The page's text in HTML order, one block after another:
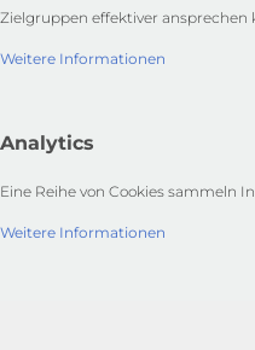
Zielgruppen effektiver
Weitere Informationen
Analytics
Eine Reihe von Cookies sammeln
Weitere Informationen